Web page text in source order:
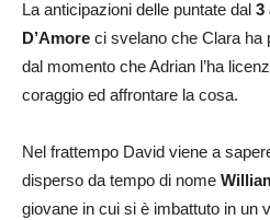
La anticipazioni delle puntate dal 3
D’Amore ci svelano che Clara ha
dal momento che Adrian l’ha
coraggio ed affrontare la cosa.
Nel frattempo David viene a
disperso da tempo di nome
giovane in cui si è imbattuto in un